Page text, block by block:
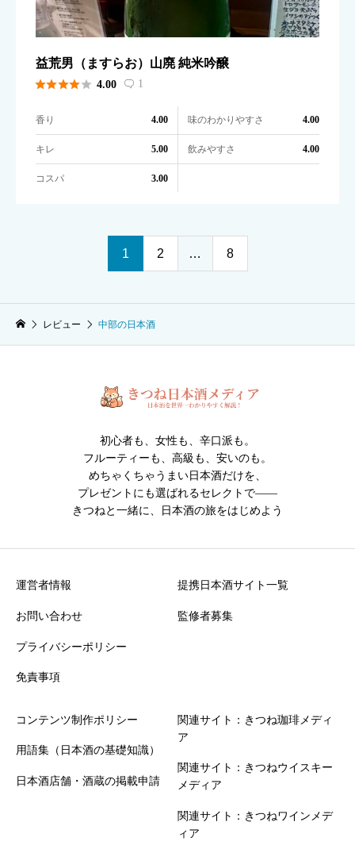
益荒男（ますらお）山廃 純米吟醸
 4.00  1
香り 4.00 味のわかりやすさ 4.00
キレ 5.00 飲みやすさ 4.00
コスパ 3.00
1 2 … 8
レビュー 中部の日本酒
初心者も、女性も、辛口派も。
フルーティーも、高級も、安いのも。
めちゃくちゃうまい日本酒だけを、
プレゼントにも選ばれるセレクトで――
きつねと一緒に、日本酒の旅をはじめよう
運営者情報
お問い合わせ
プライバシーポリシー
免責事項
提携日本酒サイト一覧
監修者募集
コンテンツ制作ポリシー
用語集（日本酒の基礎知識）
日本酒店舗・酒蔵の掲載申請
関連サイト：きつね珈琲メディ
ア
関連サイト：きつねウイスキー
メディア
関連サイト：きつねワインメデ
ィア